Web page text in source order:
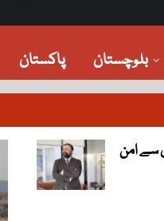
پاکستان بلوچستان
سے امن